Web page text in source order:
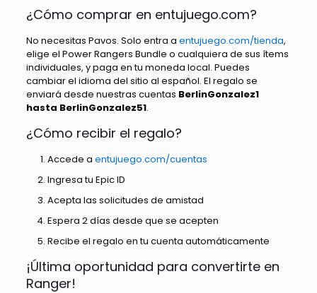
¿Cómo comprar en entujuego.com?
No necesitas Pavos. Solo entra a entujuego.com/tienda,
elige el Power Rangers Bundle o cualquiera de sus ítems
individuales, y paga en tu moneda local. Puedes
cambiar el idioma del sitio al español. El regalo se
enviará desde nuestras cuentas BerlinGonzalez1
hasta BerlinGonzalez51.
¿Cómo recibir el regalo?
Accede a entujuego.com/cuentas
Ingresa tu Epic ID
Acepta las solicitudes de amistad
Espera 2 días desde que se acepten
Recibe el regalo en tu cuenta automáticamente
¡Última oportunidad para convertirte en
Ranger!